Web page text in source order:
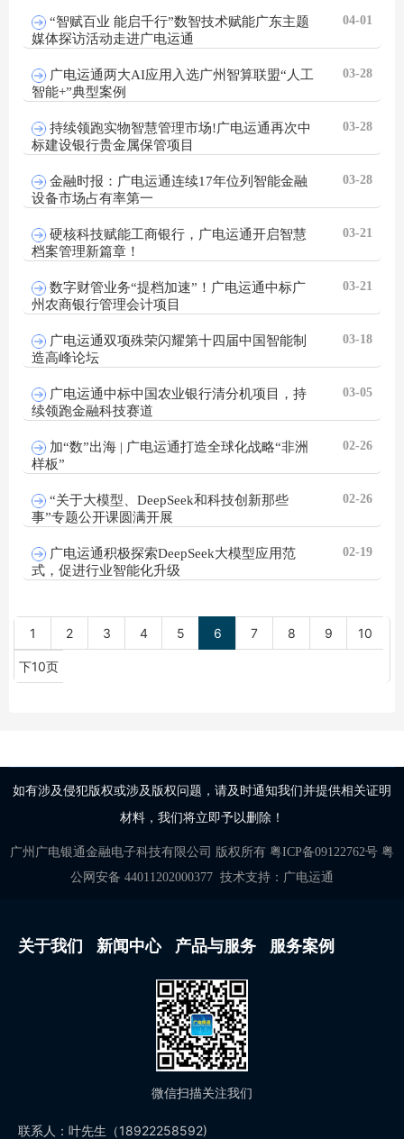
“智赋百业 能启千行”数智技术赋能广东主题
媒体探访活动走进广电运通
04-01
广电运通两大AI应用入选广州智算联盟“人工
智能+”典型案例
03-28
持续领跑实物智慧管理市场!广电运通再次中
标建设银行贵金属保管项目
03-28
金融时报：广电运通连续17年位列智能金融
设备市场占有率第一
03-28
硬核科技赋能工商银行，广电运通开启智慧
档案管理新篇章！
03-21
数字财管业务“提档加速”！广电运通中标广
州农商银行管理会计项目
03-21
广电运通双项殊荣闪耀第十四届中国智能制
造高峰论坛
03-18
广电运通中标中国农业银行清分机项目，持
续领跑金融科技赛道
03-05
加“数”出海 | 广电运通打造全球化战略“非洲
样板”
02-26
“关于大模型、DeepSeek和科技创新那些
事”专题公开课圆满开展
02-26
广电运通积极探索DeepSeek大模型应用范
式，促进行业智能化升级
02-19
1 2 3 4 5 6 7 8 9 10
下10页
如有涉及侵犯版权或涉及版权问题，请及时通知我们并提供相关证明
材料，我们将立即予以删除！
广州广电银通金融电子科技有限公司 版权所有 粤ICP备09122762号 粤
公网安备 44011202000377 技术支持： 广电运通
关于我们 新闻中心 产品与服务 服务案例
微信扫描关注我们
联系人：叶先生（18922258592)